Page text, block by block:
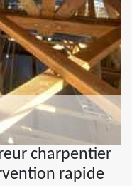
charpentier
rapide